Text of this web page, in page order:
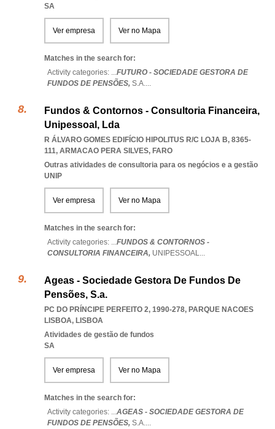
SA
Ver empresa Ver no Mapa
Matches in the search for:
Activity categories: ...FUTURO - SOCIEDADE GESTORA DE
FUNDOS DE PENSÕES, S.A....
Fundos & Contornos - Consultoria Financeira,
Unipessoal, Lda
R ÁLVARO GOMES EDIFÍCIO HIPOLITUS R/C LOJA B, 8365-
111, ARMACAO PERA SILVES, FARO
Outras atividades de consultoria para os negócios e a gestão
UNIP
Ver empresa Ver no Mapa
Matches in the search for:
Activity categories: ...FUNDOS & CONTORNOS -
CONSULTORIA FINANCEIRA, UNIPESSOAL...
Ageas - Sociedade Gestora De Fundos De
Pensões, S.a.
PC DO PRÍNCIPE PERFEITO 2, 1990-278, PARQUE NACOES
LISBOA, LISBOA
Atividades de gestão de fundos
SA
Ver empresa Ver no Mapa
Matches in the search for:
Activity categories: ...AGEAS - SOCIEDADE GESTORA DE
FUNDOS DE PENSÕES, S.A....